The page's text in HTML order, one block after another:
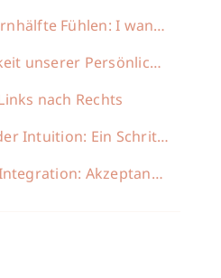
Fühlen: I wanna have fun
unserer Persönlichkeit
nach Rechts
Ein Schritt zur rechten Gehirnhälfte
und Harmonie aller Gehirnhälften